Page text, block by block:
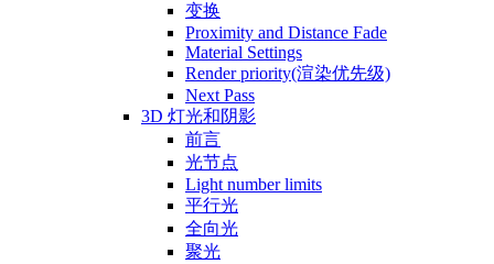
变换
Proximity and Distance Fade
Material Settings
Render priority(渲染优先级)
Next Pass
3D 灯光和阴影
前言
光节点
Light number limits
平行光
全向光
聚光